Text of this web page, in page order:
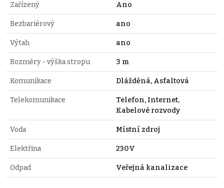
Zařízený Ano
Bezbariérový ano
Výtah ano
Rozměry - výška stropu 3 m
Komunikace Dlážděná, Asfaltová
Telekomunikace
Telefon, Internet,
Kabelové rozvody
Voda Místní zdroj
Elektřina 230V
Odpad Veřejná kanalizace